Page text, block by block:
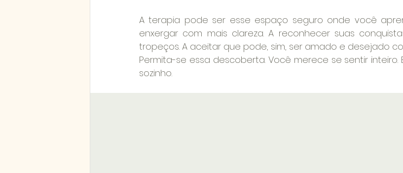
A terapia pode ser esse espaço seguro onde você
enxergar com mais clareza. A reconhecer suas
tropeços. A aceitar que pode, sim, ser amado e desejado
Permita-se essa descoberta. Você merece se sentir inteiro.
sozinho.